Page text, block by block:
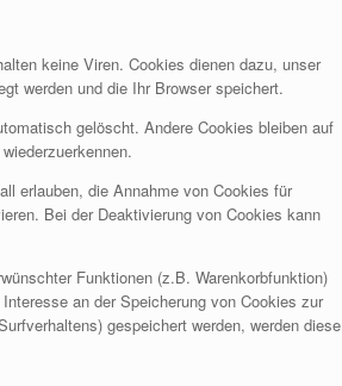
keine Viren. Cookies dienen dazu, unser
werden und die Ihr Browser speichert.
gelöscht. Andere Cookies bleiben auf
erlauben, die Annahme von Cookies für
Bei der Deaktivierung von Cookies kann
Funktionen (z.B. Warenkorbfunktion)
an der Speicherung von Cookies zur
gespeichert werden, werden diese